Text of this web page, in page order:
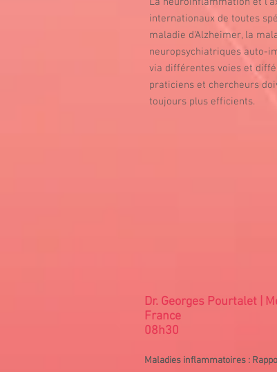
internationaux de toutes
maladie d'Alzheimer, la
neuropsychiatriques auto-
via différentes voies et
praticiens et chercheurs
toujours plus efficients.
Dr. Georges Pourtalet |
France
08h30
Maladies inflammatoires :